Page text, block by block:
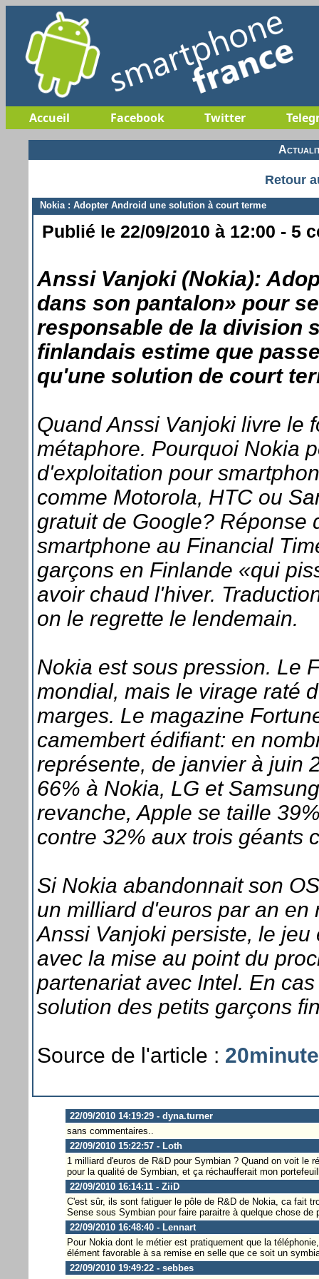
Accueil Facebook Twitter
Retour
Nokia : Adopter Android une solution à court terme
Publié le 22/09/2010 à 12:00 - 5
Anssi Vanjoki (Nokia):
dans son pantalon» pour
responsable de la division
finlandais estime que
qu'une solution de court
Quand Anssi Vanjoki livre le
métaphore. Pourquoi Nokia
d'exploitation pour
comme Motorola, HTC ou
gratuit de Google? Réponse
smartphone au Financial
garçons en Finlande «qui
avoir chaud l'hiver.
on le regrette le lendemain.
Nokia est sous pression. Le
mondial, mais le virage raté
marges. Le magazine
camembert édifiant: en
représente, de janvier à juin
66% à Nokia, LG et
revanche, Apple se taille
contre 32% aux trois géants
Si Nokia abandonnait son
un milliard d'euros par an
Anssi Vanjoki persiste, le
avec la mise au point du
partenariat avec Intel. En
solution des petits garçons
Source de l'article :
22/09/2010 14:19:29 - dyna.turner
sans commentaires..
22/09/2010 15:22:57 - Loth
1 milliard d'euros de R&D pour Symbian ? Quand on voit le
pour la qualité de Symbian, et ça réchaufferait mon
22/09/2010 16:14:11 - ZiiD
C'est sûr, ils sont fatiguer le pôle de R&D de Nokia, ca fait
Sense sous Symbian pour faire paraitre à quelque chose
22/09/2010 16:48:40 - Lennart
Pour Nokia dont le métier est pratiquement que la
élément favorable à sa remise en selle que ce soit un
22/09/2010 19:49:22 - sebbes